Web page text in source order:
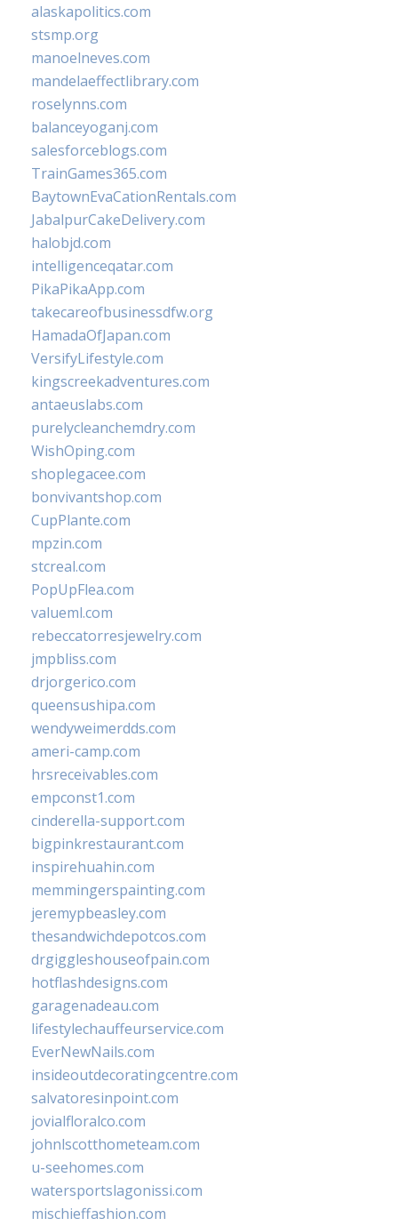
alaskapolitics.com
stsmp.org
manoelneves.com
mandelaeffectlibrary.com
roselynns.com
balanceyoganj.com
salesforceblogs.com
TrainGames365.com
BaytownEvaCationRentals.com
JabalpurCakeDelivery.com
halobjd.com
intelligenceqatar.com
PikaPikaApp.com
takecareofbusinessdfw.org
HamadaOfJapan.com
VersifyLifestyle.com
kingscreekadventures.com
antaeuslabs.com
purelycleanchemdry.com
WishOping.com
shoplegacee.com
bonvivantshop.com
CupPlante.com
mpzin.com
stcreal.com
PopUpFlea.com
valueml.com
rebeccatorresjewelry.com
jmpbliss.com
drjorgerico.com
queensushipa.com
wendyweimerdds.com
ameri-camp.com
hrsreceivables.com
empconst1.com
cinderella-support.com
bigpinkrestaurant.com
inspirehuahin.com
memmingerspainting.com
jeremypbeasley.com
thesandwichdepotcos.com
drgiggleshouseofpain.com
hotflashdesigns.com
garagenadeau.com
lifestylechauffeurservice.com
EverNewNails.com
insideoutdecoratingcentre.com
salvatoresinpoint.com
jovialfloralco.com
johnlscotthometeam.com
u-seehomes.com
watersportslagonissi.com
mischieffashion.com